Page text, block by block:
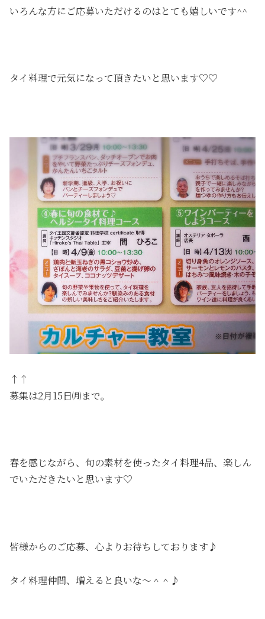
いろんな方にご応募いただけるのはとても嬉しいです^^
タイ料理で元気になって頂きたいと思います♡♡
↑↑
募集は2月15日㈪まで。
春を感じながら、旬の素材を使ったタイ料理4品、楽しん
でいただきたいと思います♡
皆様からのご応募、心よりお待ちしております♪
タイ料理仲間、増えると良いな〜＾＾♪